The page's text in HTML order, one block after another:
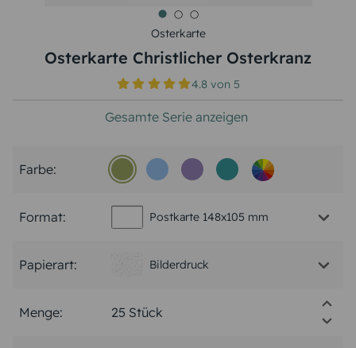
Osterkarte
Osterkarte Christlicher Osterkranz
4.8 von5
Gesamte Serie anzeigen
Farbe:
Format: Postkarte 148x105 mm
Papierart: Bilderdruck
Menge: